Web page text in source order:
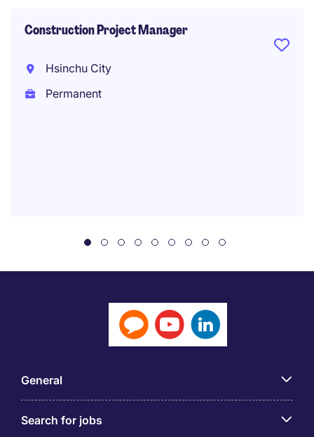
Construction Project Manager
Hsinchu City
Permanent
General
Search for jobs